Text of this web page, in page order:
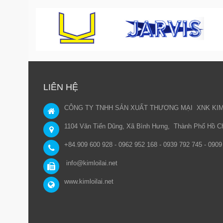
LIÊN HỆ
CÔNG TY TNHH SẢN XUẤT THƯƠNG MẠI XNK
1104 Văn Tiến Dũng, Xã Bình Hưng, Thành Phố Hồ
+84.909 600 928 - 0962 952 168 - 0939 792 745 -
info@kimloilai.net
www.kimloilai.net